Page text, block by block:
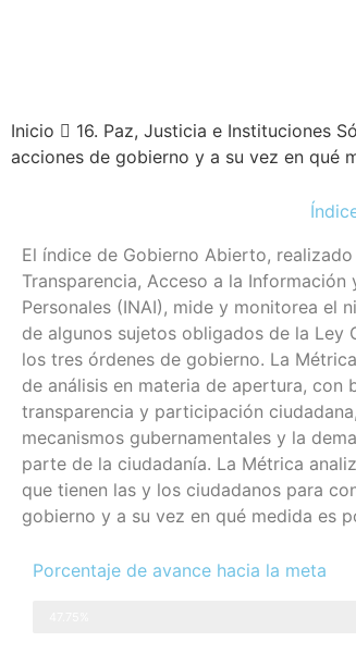
Inicio 16. Paz, Justicia e Instituciones
acciones de gobierno y a su vez en qué
El índice de Gobierno Abierto,
Transparencia, Acceso a la
Personales (INAI), mide y monitorea el
de algunos sujetos obligados de la Ley
los tres órdenes de gobierno. La
de análisis en materia de apertura, con
transparencia y participación
mecanismos gubernamentales y la
parte de la ciudadanía. La Métrica
que tienen las y los ciudadanos para
gobierno y a su vez en qué medida es
Porcentaje de avance hacia la meta